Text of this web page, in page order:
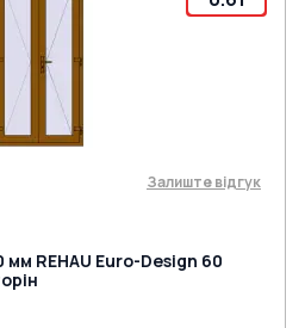
Залиште відгук
мм REHAU Euro-Design 60